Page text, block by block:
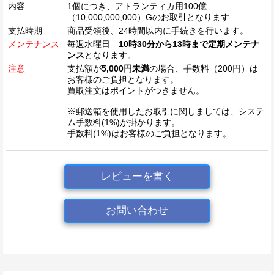
内容
1個につき、アトランティカ用100億
（10,000,000,000）Gのお取引となります
支払時期
商品受領後、24時間以内に手続きを行います。
メンテナンス
毎週水曜日 10時30分から13時まで定期メンテナ
ンスとなります。
注意
支払額が5,000円未満の場合、手数料（200円）は
お客様のご負担となります。
買取注文はポイントがつきません。
※郵送箱を使用したお取引に関しましては、システ
ム手数料(1%)が掛かります。
手数料(1%)はお客様のご負担となります。
レビューを書く
お問い合わせ